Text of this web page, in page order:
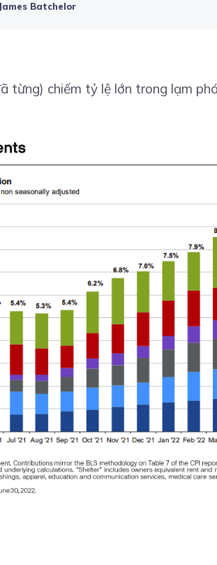
James Batchelor
từng) chiếm tỷ lệ lớn trong lạm